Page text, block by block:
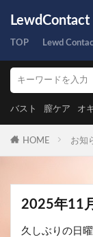
LewdContact
TOP Lewd
バスト 膣ケア オ
HOME お知
2025年11
久しぶりの日曜